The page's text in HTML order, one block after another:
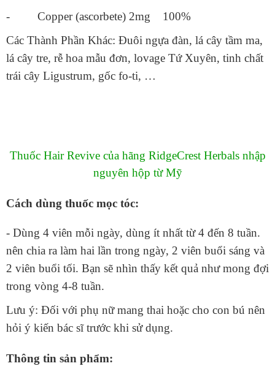
- Copper (ascorbete) 2mg 100%
Các Thành Phần Khác: Đuôi ngựa đàn, lá cây tầm ma,
lá cây tre, rễ hoa mẫu đơn, lovage Tứ Xuyên, tinh chất
trái cây Ligustrum, gốc fo-ti, …
Thuốc Hair Revive của hãng RidgeCrest Herbals nhập
nguyên hộp từ Mỹ
Cách dùng thuốc mọc tóc:
- Dùng 4 viên mỗi ngày, dùng ít nhất từ 4 đến 8 tuần.
nên chia ra làm hai lần trong ngày, 2 viên buổi sáng và
2 viên buổi tối. Bạn sẽ nhìn thấy kết quả như mong đợi
trong vòng 4-8 tuần.
Lưu ý: Đối với phụ nữ mang thai hoặc cho con bú nên
hỏi ý kiến bác sĩ trước khi sử dụng.
Thông tin sản phẩm: